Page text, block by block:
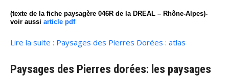
(texte de la fiche paysagère 046R de la DREAL – Rhône-Alpes)-
voir aussi article pdf
Lire la suite : Paysages des Pierres Dorées : atlas
Paysages des Pierres dorées: les paysages